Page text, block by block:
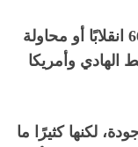
انقلابًا أو محاولة
الهادي وأمريكا
لكنها كثيرًا ما